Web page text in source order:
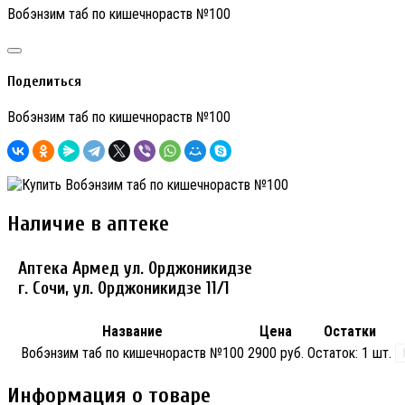
Вобэнзим таб по кишечнораств №100
Поделиться
Вобэнзим таб по кишечнораств №100
Наличие в аптеке
Аптека Армед ул. Орджоникидзе
г. Сочи, ул. Орджоникидзе 11/1
Название Цена
Остатки
Вобэнзим таб по кишечнораств №100 2900 руб. Остаток: 1 шт.
Информация о товаре